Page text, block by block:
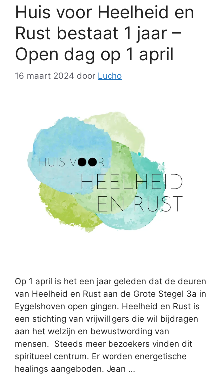
Huis voor Heelheid en
Rust bestaat 1 jaar –
Open dag op 1 april
16 maart 2024 door Lucho
Op 1 april is het een jaar geleden dat de deuren
van Heelheid en Rust aan de Grote Stegel 3a in
Eygelshoven open gingen. Heelheid en Rust is
een stichting van vrijwilligers die wil bijdragen
aan het welzijn en bewustwording van
mensen. Steeds meer bezoekers vinden dit
spiritueel centrum. Er worden energetische
healings aangeboden. Jean …